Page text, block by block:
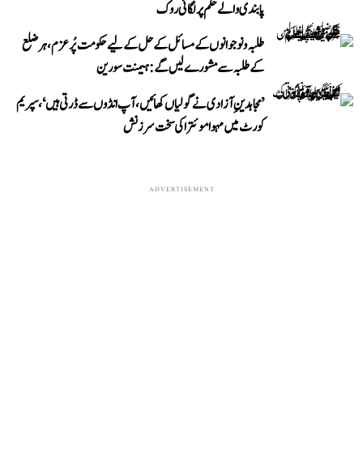
پابندی والے حکم پر لگائی روک
طلبہ و نوجوانوں کے مسائل کے حل کے لیے حکومت پُرعزم، ہر ضلع
کے طلبہ سے مشورے لیں گے: ہیمنت سورین
’مجاہدینِ آزادی نے گولیاں کھائیں، آپ انڈوں سے ڈرتی ہیں‘، سپریم
کورٹ میں مہوا موئترا کی سخت سرزنش
ADVERTISEMENT